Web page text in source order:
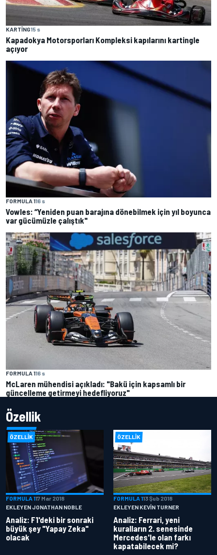
KARTING15 s
Kapadokya Motorsporları Kompleksi kapılarını kartingle
açıyor
FORMULA 116 s
Vowles: “Yeniden puan barajına dönebilmek için yıl boyunca
var gücümüzle çalıştık"
FORMULA 116 s
McLaren mühendisi açıkladı: "Bakü için kapsamlı bir
güncelleme getirmeyi hedefliyoruz"
Özellik
ÖZELLIK
FORMULA 117 Mar 2018
EKLEYEN JONATHAN NOBLE
Analiz: F1'deki bir sonraki
büyük şey "Yapay Zeka"
olacak
ÖZELLIK
FORMULA 113 Şub 2018
EKLEYEN KEVIN TURNER
Analiz: Ferrari, yeni
kuralların 2. senesinde
Mercedes'le olan farkı
kapatabilecek mi?